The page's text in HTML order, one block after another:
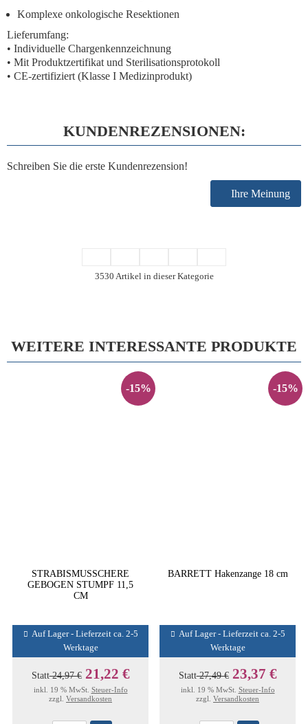
Komplexe onkologische Resektionen
Lieferumfang:
• Individuelle Chargenkennzeichnung
• Mit Produktzertifikat und Sterilisationsprotokoll
• CE-zertifiziert (Klasse I Medizinprodukt)
KUNDENREZENSIONEN:
Schreiben Sie die erste Kundenrezension!
Ihre Meinung
3530 Artikel in dieser Kategorie
WEITERE INTERESSANTE PRODUKTE
-15%
STRABISMUSSCHERE
GEBOGEN STUMPF 11,5
CM
Auf Lager - Lieferzeit ca. 2-5
Werktage
Statt24,97 € 21,22 €
inkl. 19 % MwSt. Steuer-Info
zzgl. Versandkosten
-15%
BARRETT Hakenzange 18 cm
Auf Lager - Lieferzeit ca. 2-5
Werktage
Statt27,49 € 23,37 €
inkl. 19 % MwSt. Steuer-Info
zzgl. Versandkosten